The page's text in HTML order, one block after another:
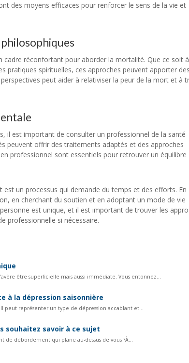
des moyens efficaces pour renforcer le sens de la vie et
cadre réconfortant pour aborder la mortalité. Que ce soit à
pratiques spirituelles, ces approches peuvent apporter des
peut aider à relativiser la peur de la mort et à
il est important de consulter un professionnel de la santé
peuvent offrir des traitements adaptés et des approches
professionnel sont essentiels pour retrouver un équilibre
un processus qui demande du temps et des efforts. En
en cherchant du soutien et en adoptant un mode de vie
est unique, et il est important de trouver les
professionnelle si nécessaire.
être superficielle mais aussi immédiate. Vous entonnez...
à la dépression saisonnière
peut représenter un type de dépression accablant et...
souhaitez savoir à ce sujet
de débordement qui plane au-dessus de vous ?À...